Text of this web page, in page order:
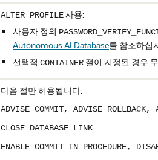
ALTER PROFILE사용:
사용자 정의
Autonomous AI Database를 참조하십
선택적 CONTAINER 절이 지정된 경우
다음 절만 허용됩니다.
ADVISE COMMIT, ADVISE ROLLBACK,
CLOSE DATABASE LINK
ENABLE COMMIT IN PROCEDURE,